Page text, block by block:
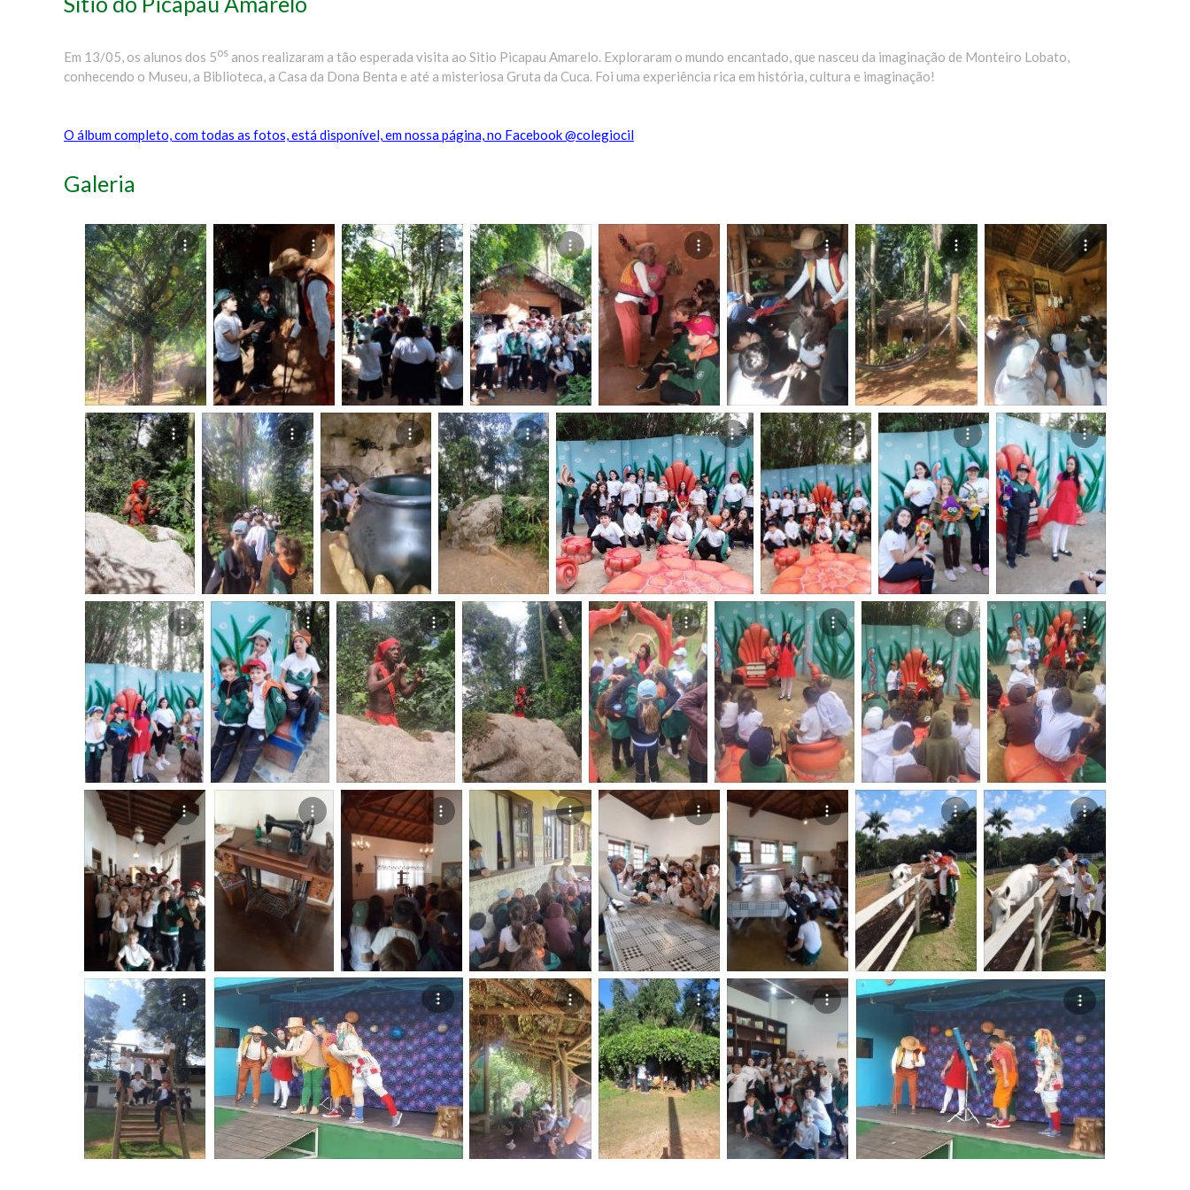
Em 13/05, os alunos dos 5os anos realizaram a tão esperada visita ao Sitio Picapau Amarelo. Exploraram o mundo encantado, que nasceu da imaginação de Monteiro Lobato,
conhecendo o Museu, a Biblioteca, a Casa da Dona Benta e até a misteriosa Gruta da Cuca. Foi uma experiência rica em história, cultura e imaginação!
O álbum completo, com todas as fotos, está disponível, em nossa página, no Facebook @colegiocil
Galeria